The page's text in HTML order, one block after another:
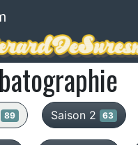
89 Saison 2 63